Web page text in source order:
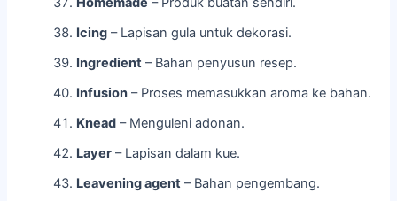
Icing – Lapisan gula untuk dekorasi.
Ingredient – Bahan penyusun resep.
Infusion – Proses memasukkan aroma ke bahan.
Knead – Menguleni adonan.
Layer – Lapisan dalam kue.
Leavening agent – Bahan pengembang.